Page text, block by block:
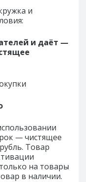
и
и даёт —
— чистящее
Товар
на товары
в наличии.